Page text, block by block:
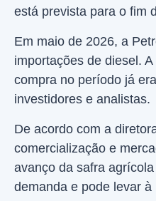
está prevista para o fim
Em maio de 2026, a
importações de diesel.
compra no período já
investidores e analistas.
De acordo com a
comercialização e
avanço da safra
demanda e pode levar